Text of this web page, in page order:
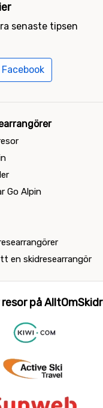
senaste tipsen
Go Alpin
en skidresearrangör
resor på